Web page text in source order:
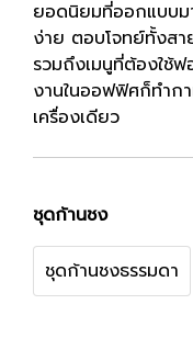
ยอดนิยมที่ออกแบบม
ง่าย ตอบโจทย์ทั้งส
รวมถึงเมนูที่ต้องใช้ฟ
งานในออฟฟิศก็ทำก
เครื่องเดียว
ชุดก้านชง
ชุดก้านชงธรรมดา